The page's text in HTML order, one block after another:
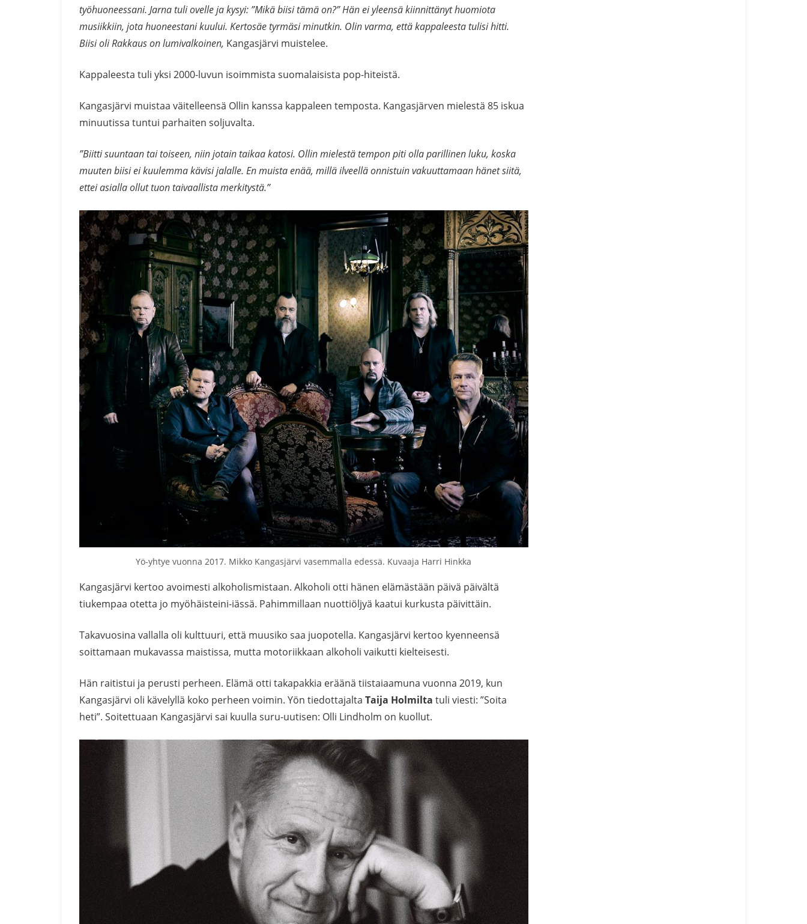
työhuoneessani. Jarna tuli ovelle ja kysyi: ”Mikä biisi tämä on?” Hän ei yleensä kiinnittänyt huomiota
musiikkiin, jota huoneestani kuului. Kertosäe tyrmäsi minutkin. Olin varma, että kappaleesta tulisi hitti.
Biisi oli Rakkaus on lumivalkoinen, Kangasjärvi muistelee.
Kappaleesta tuli yksi 2000-luvun isoimmista suomalaisista pop-hiteistä.
Kangasjärvi muistaa väitelleensä Ollin kanssa kappaleen temposta. Kangasjärven mielestä 85 iskua
minuutissa tuntui parhaiten soljuvalta.
”Biitti suuntaan tai toiseen, niin jotain taikaa katosi. Ollin mielestä tempon piti olla parillinen luku, koska
muuten biisi ei kuulemma kävisi jalalle. En muista enää, millä ilveellä onnistuin vakuuttamaan hänet siitä,
ettei asialla ollut tuon taivaallista merkitystä.”
Yö-yhtye vuonna 2017. Mikko Kangasjärvi vasemmalla edessä. Kuvaaja Harri Hinkka
Kangasjärvi kertoo avoimesti alkoholismistaan. Alkoholi otti hänen elämästään päivä päivältä
tiukempaa otetta jo myöhäisteini-iässä. Pahimmillaan nuottiöljyä kaatui kurkusta päivittäin.
Takavuosina vallalla oli kulttuuri, että muusiko saa juopotella. Kangasjärvi kertoo kyenneensä
soittamaan mukavassa maistissa, mutta motoriikkaan alkoholi vaikutti kielteisesti.
Hän raitistui ja perusti perheen. Elämä otti takapakkia eräänä tiistaiaamuna vuonna 2019, kun
Kangasjärvi oli kävelyllä koko perheen voimin. Yön tiedottajalta Taija Holmilta tuli viesti: ”Soita
heti”. Soitettuaan Kangasjärvi sai kuulla suru-uutisen: Olli Lindholm on kuollut.